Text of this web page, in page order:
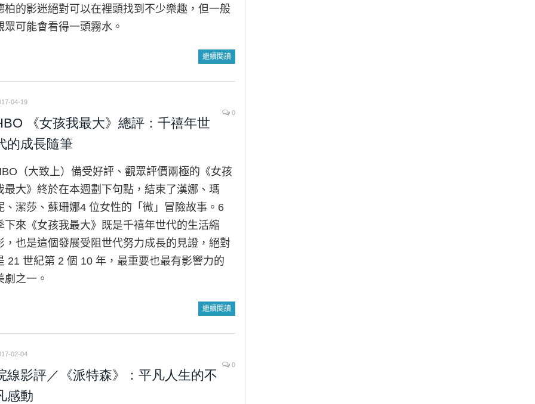
柏的影迷絕對可以在裡頭找到不少樂趣，但一般
眾可能會看得一頭霧水。
繼續閱讀
04-19
0
《女孩我最大》總評：千禧年世
的成長隨筆
（大致上）備受好評、觀眾評價兩極的《女孩
最大》終於在本週劃下句點，結束了漢娜、瑪
、潔莎、蘇珊娜4 位女性的「微」冒險故事。6
下來《女孩我最大》既是千禧年世代的生活縮
，也是這個發展受阻世代努力成長的見證，絕對
21 世紀第 2 個 10 年，最重要也最有影響力的
劇之一。
繼續閱讀
02-04
0
線影評／《派特森》：平凡人生的不
感動